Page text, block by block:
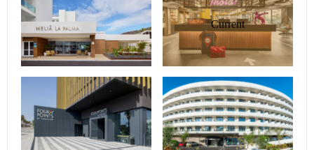
Current